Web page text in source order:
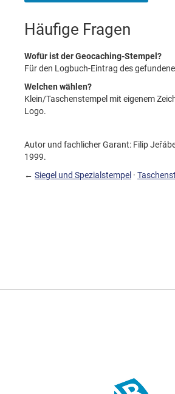
Häufige Fragen
Wofür ist der Geocaching-Stempel?
Für den Logbuch-Eintrag des
Welchen wählen?
Klein/Taschenstempel mit eigenem
Logo.
Autor und fachlicher Garant: Filip
1999.
← Siegel und Spezialstempel ·